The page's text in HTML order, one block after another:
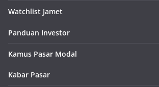
Watchlist Jamet
Panduan Investor
Kamus Pasar Modal
Kabar Pasar